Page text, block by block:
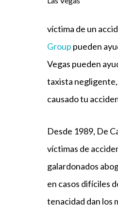
víctima de un
Group pueden
Vegas pueden
taxista
causado tu
Desde 1989, De
víctimas de
galardonados
en casos difíciles
tenacidad dan los